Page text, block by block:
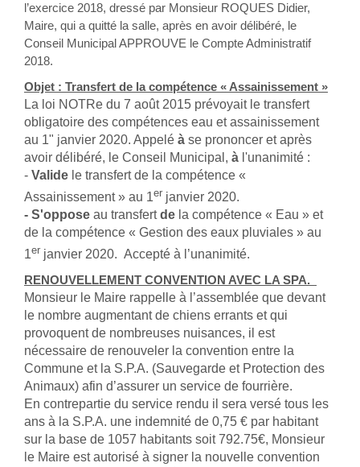
l’exercice 2018, dressé par Monsieur ROQUES Didier,
Maire, qui a quitté la salle, après en avoir délibéré, le
Conseil Municipal APPROUVE le Compte Administratif
2018.
Objet : Transfert de la compétence « Assainissement »
La loi NOTRe du 7 août 2015 prévoyait le transfert
obligatoire des compétences eau et assainissement
au 1" janvier 2020. Appelé à se prononcer et après
avoir délibéré, le Conseil Municipal, à l'unanimité :
- Valide le transfert de la compétence «
Assainissement » au 1er janvier 2020.
- S'oppose au transfertde la compétence « Eau » et
de la compétence « Gestion des eaux pluviales » au
1er janvier 2020. Accepté à l’unanimité.
RENOUVELLEMENT CONVENTION AVEC LA SPA.
Monsieur le Maire rappelle à l’assemblée que devant
le nombre augmentant de chiens errants et qui
provoquent de nombreuses nuisances, il est
nécessaire de renouveler la convention entre la
Commune et la S.P.A. (Sauvegarde et Protection des
Animaux) afin d’assurer un service de fourrière.
En contrepartie du service rendu il sera versé tous les
ans à la S.P.A. une indemnité de 0,75 € par habitant
sur la base de 1057 habitants soit 792.75€, Monsieur
le Maire est autorisé à signer la nouvelle convention